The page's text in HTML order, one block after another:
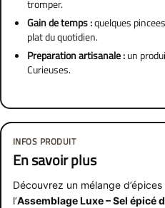
tromper.
Gain de temps :quelques
plat du quotidien.
Preparation artisanale :un
Curieuses.
INFOS PRODUIT
En savoir plus
Découvrez un mélange
l’Assemblage Luxe – Sel épicé